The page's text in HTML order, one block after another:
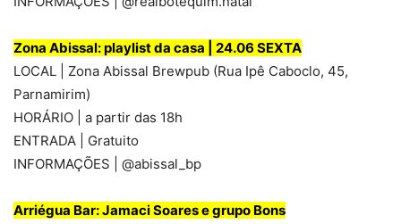
Zona Abissal: playlist da casa | 24.06 SEXTA
LOCAL | Zona Abissal Brewpub (Rua Ipê Caboclo, 45,
Parnamirim)
HORÁRIO | a partir das 18h
ENTRADA | Gratuito
INFORMAÇÕES | @abissal_bp
Arriégua Bar: Jamaci Soares e grupo Bons